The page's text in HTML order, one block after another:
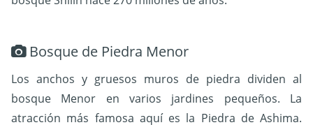
Bosque de Piedra Menor
Los anchos y gruesos muros de piedra dividen al
bosque Menor en varios jardines pequeños. La
atracción más famosa aquí es la Piedra de Ashima.